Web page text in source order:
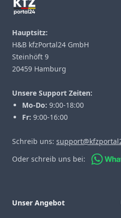
Hauptsitz:
H&B kfzPortal24 GmbH
Steinhöft 9
20459 Hamburg
Unsere Support Zeiten:
Mo-Do: 9:00-18:00
Fr: 9:00-16:00
Schreib uns:
Oder schreib uns bei:
Unser Angebot